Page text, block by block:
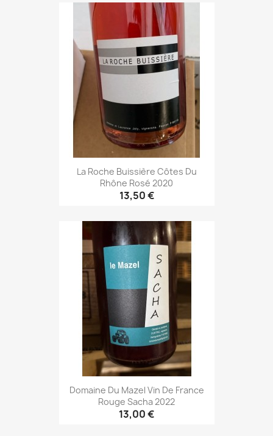
La Roche Buissière Côtes Du
Rhône Rosé 2020
13,50 €
Domaine Du Mazel Vin De France
Rouge Sacha 2022
13,00 €